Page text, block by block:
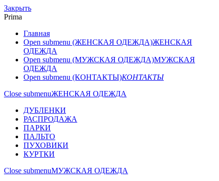
Закрыть
Prima
Главная
Open submenu (ЖЕНСКАЯ ОДЕЖДА)ЖЕНСКАЯ
ОДЕЖДА
Open submenu (МУЖСКАЯ ОДЕЖДА)МУЖСКАЯ
ОДЕЖДА
Open submenu (КОНТАКТЫ)КОНТАКТЫ
Close submenuЖЕНСКАЯ ОДЕЖДА
ДУБЛЕНКИ
РАСПРОДАЖА
ПАРКИ
ПАЛЬТО
ПУХОВИКИ
КУРТКИ
Close submenuМУЖСКАЯ ОДЕЖДА